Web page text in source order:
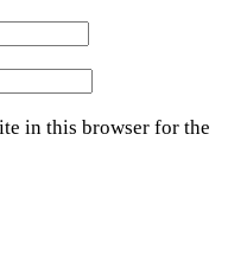
in this browser for the